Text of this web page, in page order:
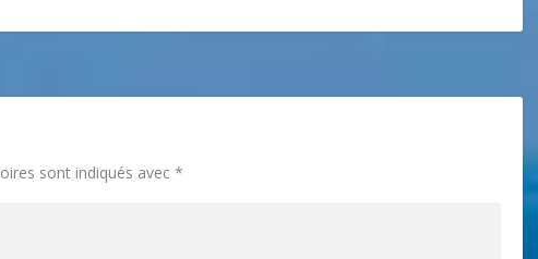
sont indiqués avec*